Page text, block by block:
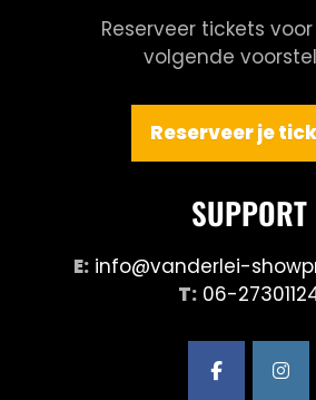
Reserveer tickets
volgende
Reserveer je
SUPPORT
E: info@vanderlei-
T: 06-